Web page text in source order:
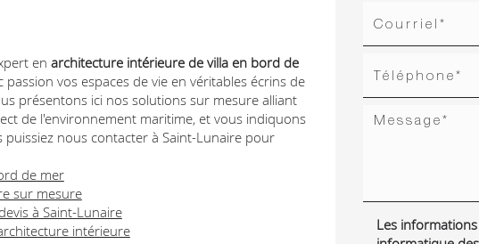
en architecture intérieure de villa en bord de
passion vos espaces de vie en véritables écrins de
présentons ici nos solutions sur mesure alliant
de l'environnement maritime, et vous indiquons
nous contacter à Saint-Lunaire pour
de mer
sur mesure
à Saint-Lunaire
intérieure
Les